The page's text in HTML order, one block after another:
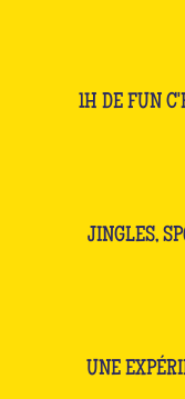
1H DE FUN
JINGLES,
UNE